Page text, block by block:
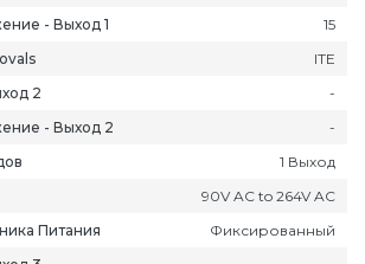
- Выход 1
15
ITE
2
-
- Выход 2
-
1 Выход
90V AC to 264V AC
Питания
Фиксированный